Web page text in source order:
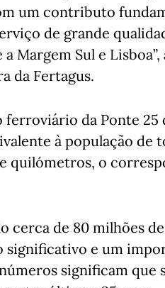
um contributo
de grande
Margem Sul e
da Fertagus.
ferroviário da Ponte
à população de
quilómetros, o
cerca de 80 milhões
significativo e um
significam que